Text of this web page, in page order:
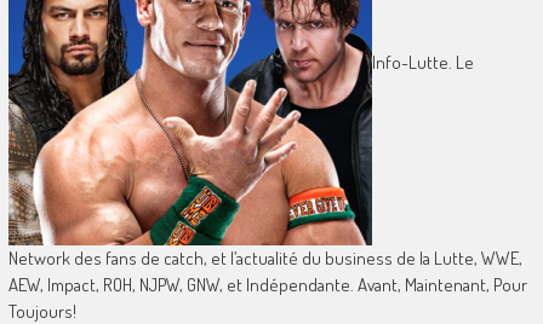
Info-Lutte. Le
Network des fans de catch, et l’actualité du business de la Lutte, WWE,
AEW, Impact, ROH, NJPW, GNW, et Indépendante. Avant, Maintenant, Pour
Toujours!